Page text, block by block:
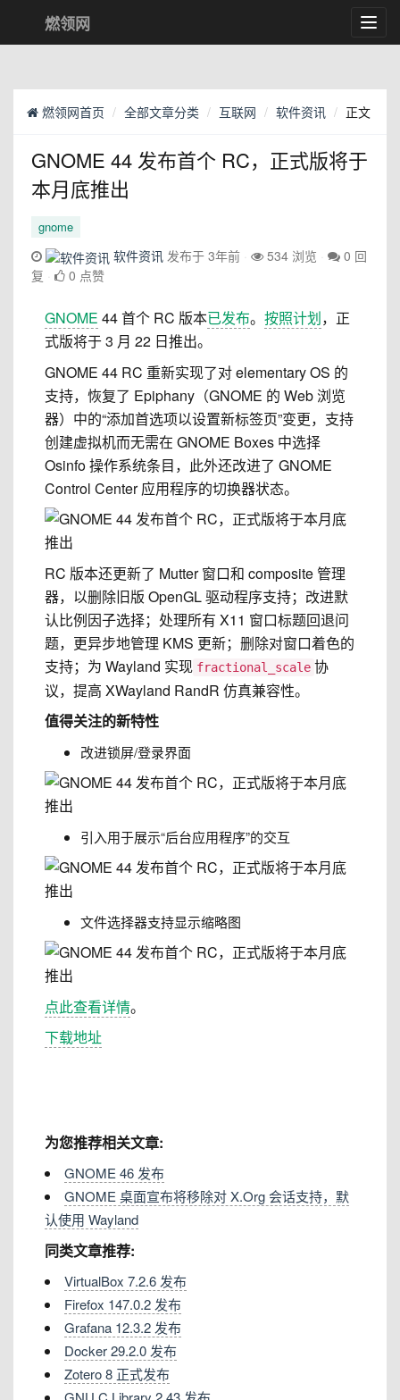
燃领网
燃领网首页 全部文章分类 互联网 软件资讯 正文
GNOME 44 发布首个 RC，正式版将于
本月底推出
gnome
软件资讯 发布于 3年前 534 浏览
0 回
复
0 点赞
GNOME 44 首个 RC 版本已发布。 按照计划，正
式版将于 3 月 22 日推出。
GNOME 44 RC 重新实现了对 elementary OS 的
支持，恢复了 Epiphany（GNOME 的 Web 浏览
器）中的“添加首选项以设置新标签页”变更，支持
创建虚拟机而无需在 GNOME Boxes 中选择
Osinfo 操作系统条目，此外还改进了 GNOME
Control Center 应用程序的切换器状态。
RC 版本还更新了 Mutter 窗口和 composite 管理
器，以删除旧版 OpenGL 驱动程序支持；改进默
认比例因子选择；处理所有 X11 窗口标题回退问
题，更异步地管理 KMS 更新；删除对窗口着色的
支持；为 Wayland 实现 fractional_scale 协
议，提高 XWayland RandR 仿真兼容性。
值得关注的新特性
改进锁屏/登录界面
引入用于展示“后台应用程序”的交互
文件选择器支持显示缩略图
点此查看详情。
下载地址
为您推荐相关文章:
GNOME 46 发布
GNOME 桌面宣布将移除对 X.Org 会话支持，默
认使用 Wayland
同类文章推荐:
VirtualBox 7.2.6 发布
Firefox 147.0.2 发布
Grafana 12.3.2 发布
Docker 29.2.0 发布
Zotero 8 正式发布